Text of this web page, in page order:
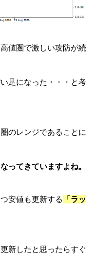
値圏で激しい攻防が続
足になった・・・と考
のレンジであることに
ってきていますよね。
安値も更新する 「ラッ
新したと思ったらすぐ